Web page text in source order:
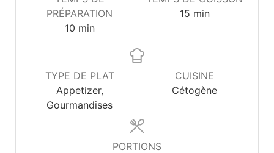
PRÉPARATION
10minutes
min
15minutes
min
TYPE DE PLAT
Appetizer,
Gourmandises
CUISINE
Cétogène
PORTIONS